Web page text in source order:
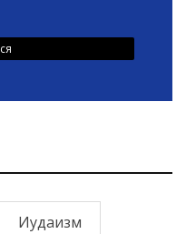
Иудаизм